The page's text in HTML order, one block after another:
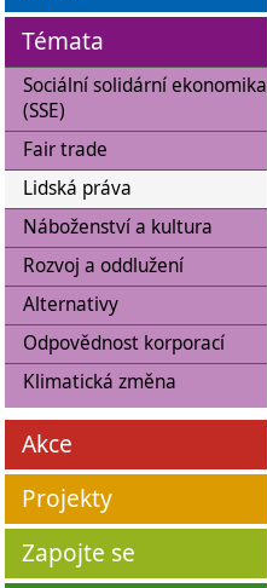
Témata
Sociální solidární ekonomika
(SSE)
Fair trade
Lidská práva
Náboženství a kultura
Rozvoj a oddlužení
Alternativy
Odpovědnost korporací
Klimatická změna
Akce
Projekty
Zapojte se